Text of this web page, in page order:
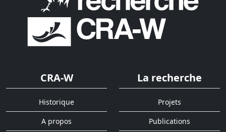
CRA-W
Historique
A propos
La recherche
Projets
Publications